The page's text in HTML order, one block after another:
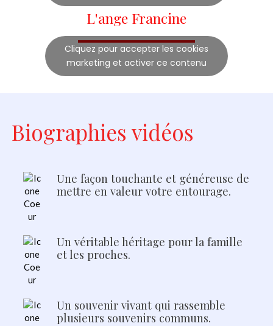
L'ange Francine
Cliquez pour accepter les cookies
marketing et activer ce contenu
Biographies vidéos
Une façon touchante et généreuse de
mettre en valeur votre entourage.
Un véritable héritage pour la famille
et les proches.
Un souvenir vivant qui rassemble
plusieurs souvenirs communs.